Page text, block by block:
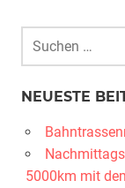
NEUESTE
5000km mit